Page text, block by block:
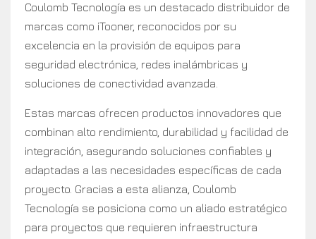
Coulomb Tecnología es un destacado distribuidor de
marcas como iTooner, reconocidos por su
excelencia en la provisión de equipos para
seguridad electrónica, redes inalámbricas y
soluciones de conectividad avanzada.
Estas marcas ofrecen productos innovadores que
combinan alto rendimiento, durabilidad y facilidad de
integración, asegurando soluciones confiables y
adaptadas a las necesidades específicas de cada
proyecto. Gracias a esta alianza, Coulomb
Tecnología se posiciona como un aliado estratégico
para proyectos que requieren infraestructura